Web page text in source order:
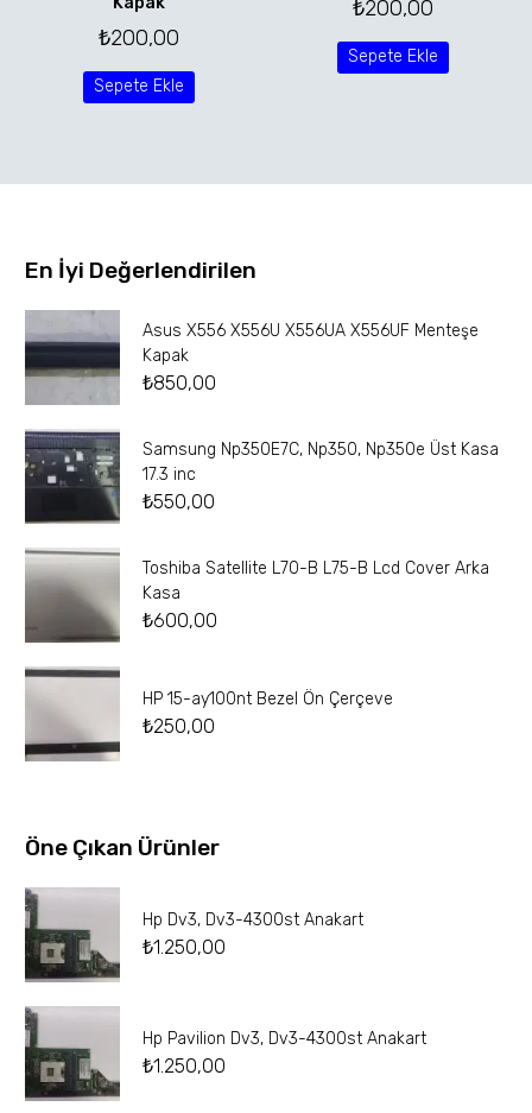
₺200,00
Sepete Ekle
₺200,00
Sepete Ekle
En İyi Değerlendirilen
Asus X556 X556U X556UA X556UF Menteşe
Kapak
₺850,00
Samsung Np350E7C, Np350, Np350e Üst Kasa
17.3 inc
₺550,00
Toshiba Satellite L70-B L75-B Lcd Cover Arka
Kasa
₺600,00
HP 15-ay100nt Bezel Ön Çerçeve
₺250,00
Öne Çıkan Ürünler
Hp Dv3, Dv3-4300st Anakart
₺1.250,00
Hp Pavilion Dv3, Dv3-4300st Anakart
₺1.250,00